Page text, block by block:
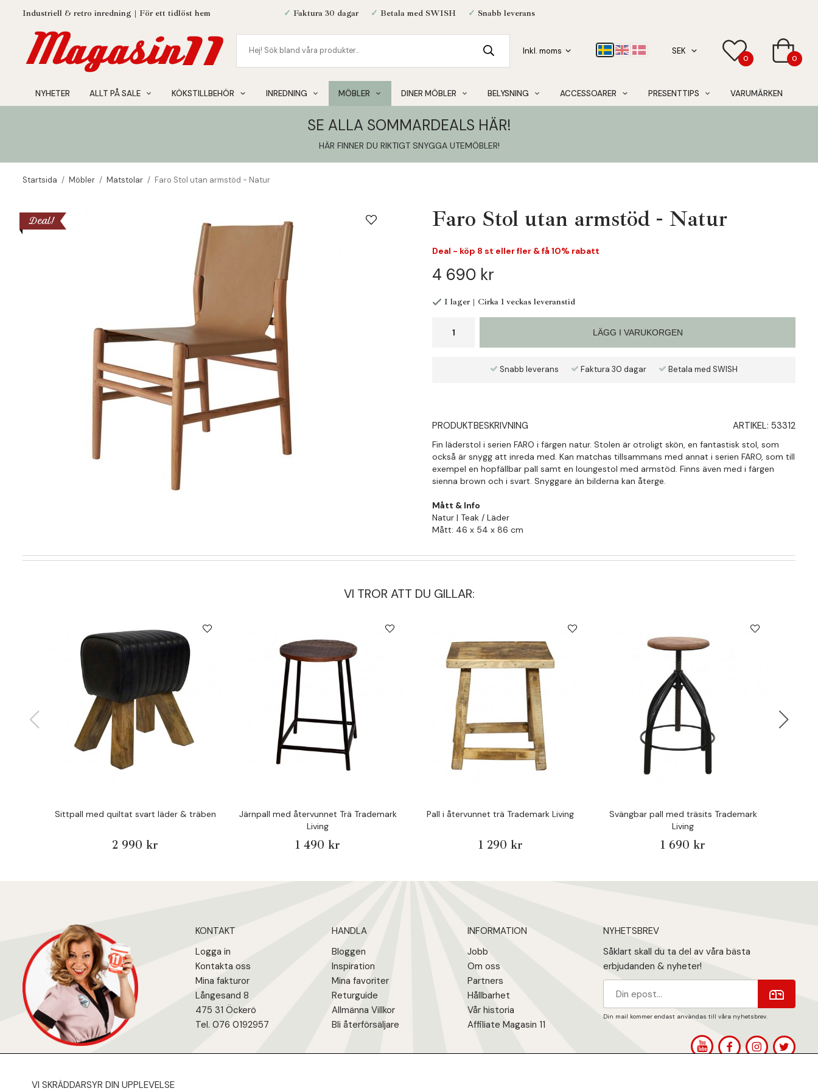
Industriell & retro inredning | För ett tidlöst hem ✓ Faktura 30 dagar ✓ Betala med SWISH ✓ Snabb leverans
0 0
NYHETER ALLT PÅ SALE KÖKSTILLBEHÖR INREDNING MÖBLER DINER MÖBLER BELYSNING ACCESSOARER PRESENTTIPS VARUMÄRKEN
SE ALLA SOMMARDEALS HÄR!
HÄR FINNER DU RIKTIGT SNYGGA UTEMÖBLER!
Startsida / Möbler / Matstolar / Faro Stol utan armstöd - Natur
Deal! Faro Stol utan armstöd - Natur
Deal - köp 8 st eller fler & få 10% rabatt
4 690 kr
I lager | Cirka 1 veckas leveranstid
LÄGG I VARUKORGEN
Snabb leverans Faktura 30 dagar Betala med SWISH
PRODUKTBESKRIVNING ARTIKEL: 53312
Fin läderstol i serien FARO i färgen natur. Stolen är otroligt skön, en fantastisk stol, som
också är snygg att inreda med. Kan matchas tillsammans med annat i serien FARO, som till
exempel en hopfällbar pall samt en loungestol med armstöd. Finns även med i färgen
sienna brown och i svart. Snyggare än bilderna kan återge.
Mått & Info
Natur | Teak / Läder
Mått: 46 x 54 x 86 cm
VI TROR ATT DU GILLAR:
Sittpall med quiltat svart läder & träben
2 990 kr
Järnpall med återvunnet Trä Trademark
Living
1 490 kr
Pall i återvunnet trä Trademark Living
1 290 kr
Svängbar pall med träsits Trademark
Living
1 690 kr
KONTAKT
Logga in
Kontakta oss
Mina fakturor
Långesand 8
475 31 Öckerö
Tel. 076 0192957
HANDLA
Bloggen
Inspiration
Mina favoriter
Returguide
Allmänna Villkor
Bli återförsäljare
INFORMATION
Jobb
Om oss
Partners
Hållbarhet
Vår historia
Affiliate Magasin 11
NYHETSBREV
Såklart skall du ta del av våra bästa
erbjudanden & nyheter!
Din mail kommer endast användas till våra nyhetsbrev.
VI SKRÄDDARSYR DIN UPPLEVELSE